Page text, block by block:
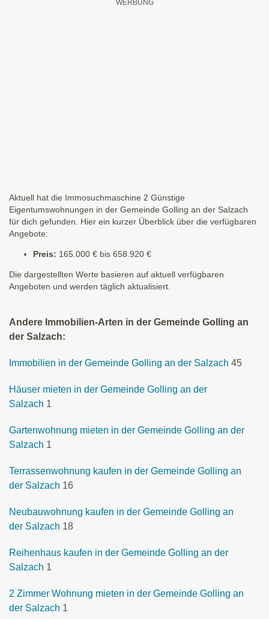
Aktuell hat die Immosuchmaschine 2 Günstige
Eigentumswohnungen in der Gemeinde Golling an der Salzach
für dich gefunden. Hier ein kurzer Überblick über die verfügbaren
Angebote:
Preis: 165.000 € bis 658.920 €
Die dargestellten Werte basieren auf aktuell verfügbaren
Angeboten und werden täglich aktualisiert.
Andere Immobilien-Arten in der Gemeinde Golling an
der Salzach:
Immobilien in der Gemeinde Golling an der Salzach 45
Häuser mieten in der Gemeinde Golling an der
Salzach 1
Gartenwohnung mieten in der Gemeinde Golling an der
Salzach 1
Terrassenwohnung kaufen in der Gemeinde Golling an
der Salzach 16
Neubauwohnung kaufen in der Gemeinde Golling an
der Salzach 18
Reihenhaus kaufen in der Gemeinde Golling an der
Salzach 1
2 Zimmer Wohnung mieten in der Gemeinde Golling an
der Salzach 1